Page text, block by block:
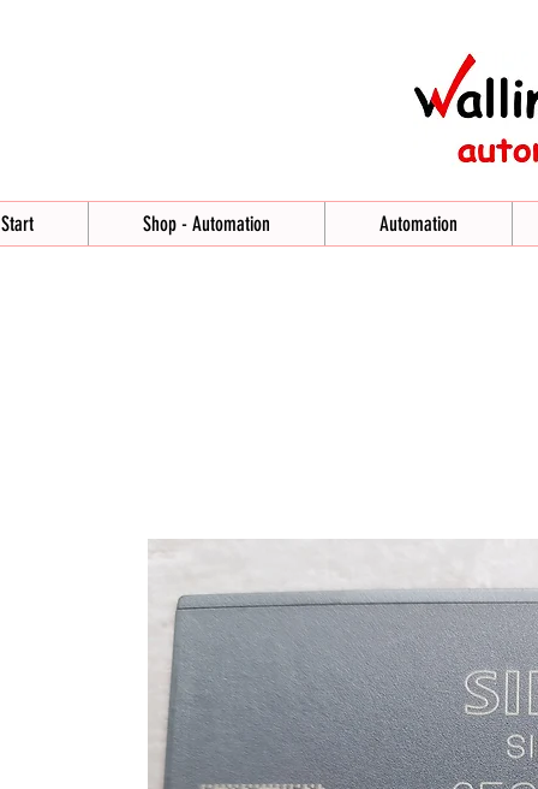
Start Shop - Automation Automation